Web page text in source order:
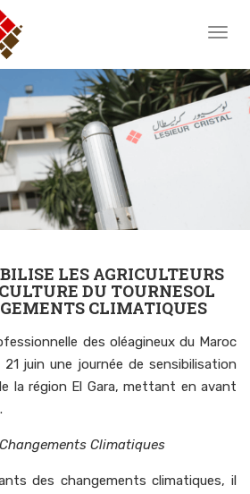
LES AGRICULTEURS
DU TOURNESOL
CLIMATIQUES
des oléagineux du Maroc
21 juin une journée de sensibilisation
la région El Gara, mettant en avant
Climatiques
des changements climatiques, il